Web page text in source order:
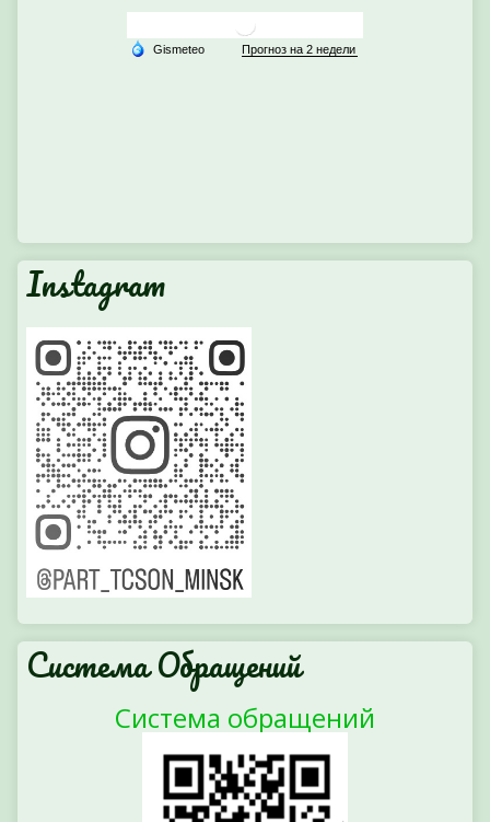
Instagram
Система Обращений
Система обращений